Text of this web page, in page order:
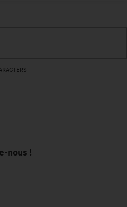
nous !